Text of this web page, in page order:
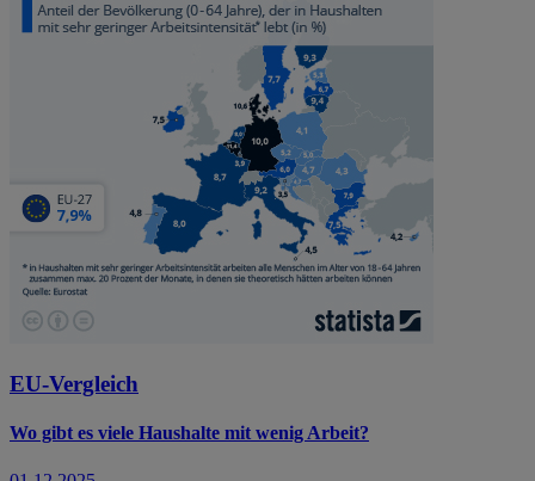
EU-Vergleich
Wo gibt es viele Haushalte mit wenig Arbeit?